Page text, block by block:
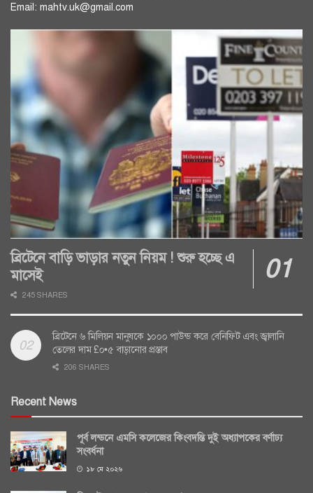
Email: mahtv.uk@gmail.com
ব্রিটেনে বাড়ি ভাড়ার নতুন নিয়ম ! শুরু হচ্ছে এ
মাসেই
245 SHARES
ব্রিটেনে ৬ মিলিয়ন মানুষকে ১০০০ পাউন্ড করে বেনিফিট এবং জ্বালানি
তেলের দাম £০•৫ বাড়ানোর প্রস্তাব
206 SHARES
Recent News
পূর্ব লন্ডনে এমসি কলেজের কিংবদন্তি দুই অধ্যাপকের বর্ণাঢ্য
সংবর্ধনা
১৮ মে ২০২৬